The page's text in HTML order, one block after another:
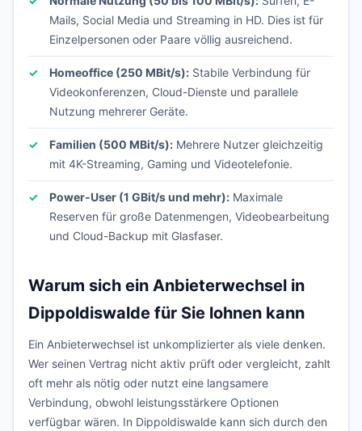
Mails, Social Media und Streaming in HD. Dies ist für
Einzelpersonen oder Paare völlig ausreichend.
Homeoffice (250 MBit/s): Stabile Verbindung für
Videokonferenzen, Cloud-Dienste und parallele
Nutzung mehrerer Geräte.
Familien (500 MBit/s): Mehrere Nutzer gleichzeitig
mit 4K-Streaming, Gaming und Videotelefonie.
Power-User (1 GBit/s und mehr): Maximale
Reserven für große Datenmengen, Videobearbeitung
und Cloud-Backup mit Glasfaser.
Warum sich ein Anbieterwechsel in
Dippoldiswalde für Sie lohnen kann
Ein Anbieterwechsel ist unkomplizierter als viele denken.
Wer seinen Vertrag nicht aktiv prüft oder vergleicht, zahlt
oft mehr als nötig oder nutzt eine langsamere
Verbindung, obwohl leistungsstärkere Optionen
verfügbar wären. In Dippoldiswalde kann sich durch den